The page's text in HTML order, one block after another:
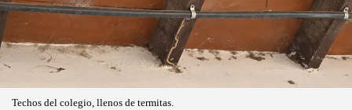
Techos del colegio, llenos de termitas.